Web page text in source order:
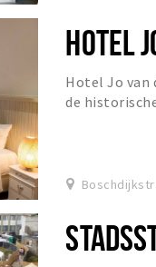
HOTEL
Hotel Jo van
de